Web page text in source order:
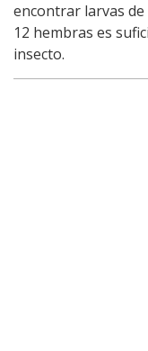
encontrar larvas de
12 hembras es
insecto.